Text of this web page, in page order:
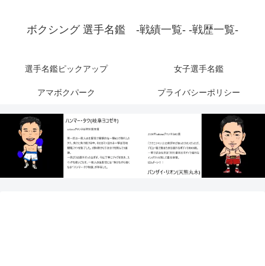
ボクシング 選手名鑑 -戦績一覧- -戦歴一覧-
選手名鑑ピックアップ 女子選手名鑑
アマボクパーク プライバシーポリシー